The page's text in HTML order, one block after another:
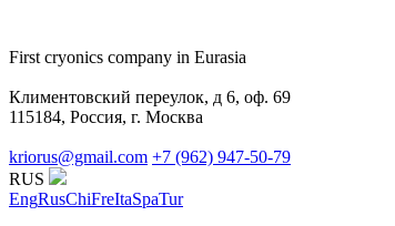
First cryonics company in Eurasia
Климентовский переулок, д 6, оф. 69
115184, Россия, г. Москва
kriorus@gmail.com +7 (962) 947-50-79
RUS
EngRusChiFreItaSpaTur